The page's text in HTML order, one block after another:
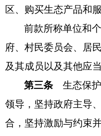
区、购买生态产品和
前款所称单位和
府、村民委员会、居
及其成员以及其他应
第三条 生态保护
领导，坚持政府主导
合，坚持激励与约束